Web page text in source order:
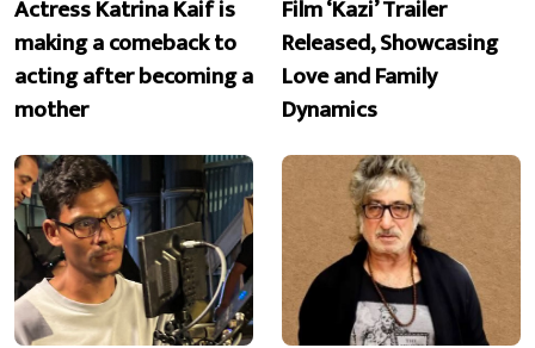
Actress Katrina Kaif is
making a comeback to
acting after becoming a
mother
Film ‘Kazi’ Trailer
Released, Showcasing
Love and Family
Dynamics